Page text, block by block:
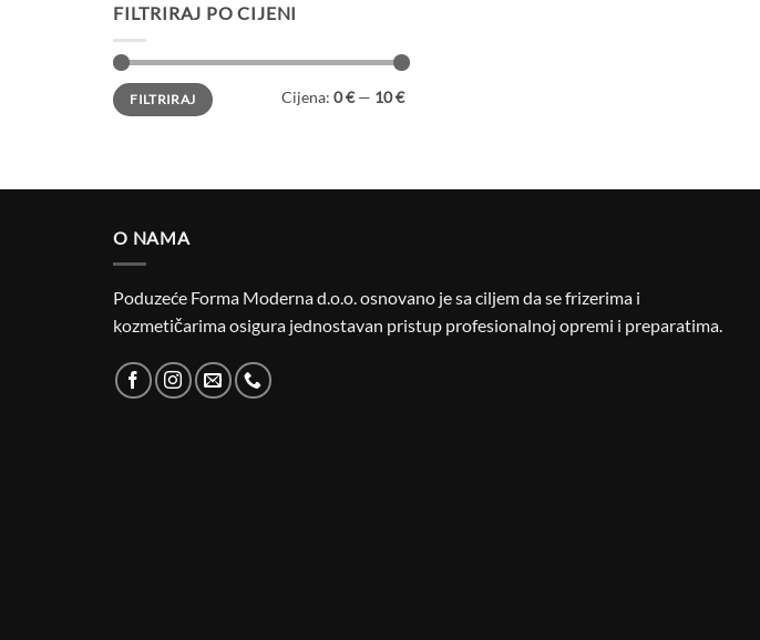
FILTRIRAJ PO CIJENI
Min
cijena
Maks
cijenaFILTRIRAJ Cijena: 0 €— 10 €
O NAMA
Poduzeće Forma Moderna d.o.o. osnovano je sa ciljem da se frizerima i
kozmetičarima osigura jednostavan pristup profesionalnoj opremi i preparatima.